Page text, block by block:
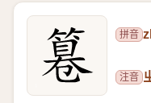
拼音
注音